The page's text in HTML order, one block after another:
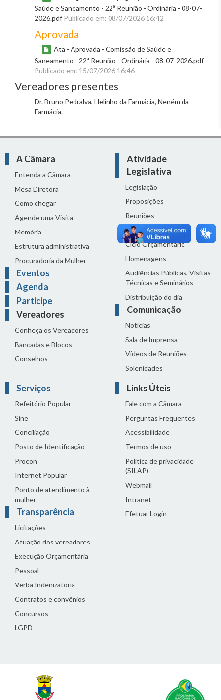
Saúde e Saneamento - 22ª Reunião - Ordinária - 08-07-
2026.pdf Publicado em: 08/07/2026 16:42
Aprovada
Ata - Aprovada - Comissão de Saúde e
Saneamento - 22ª Reunião - Ordinária - 08-07-2026.pdf
Publicado em: 15/07/2026 16:46
Vereadores presentes
Dr. Bruno Pedralva, Helinho da Farmácia, Neném da
Farmácia.
A Câmara
Entenda a Câmara
Mesa Diretora
Como chegar
Agende uma Visita
Memória
Estrutura administrativa
Procuradoria da Mulher
Eventos
Agenda
Participe
Vereadores
Conheça os Vereadores
Bancadas e Blocos
Conselhos
Atividade
Legislativa
Legislação
Proposições
Reuniões
Comissões
Ciclo Orçamentário
Homenagens
Audiências Públicas, Visitas
Técnicas e Seminários
Distribuição do dia
Comunicação
Notícias
Sala de Imprensa
Vídeos de Reuniões
Solenidades
Serviços
Refeitório Popular
Sine
Conciliação
Posto de Identificação
Procon
Internet Popular
Ponto de atendimento à
mulher
Transparência
Licitações
Atuação dos vereadores
Execução Orçamentária
Pessoal
Verba Indenizatória
Contratos e convênios
Concursos
LGPD
Links Úteis
Fale com a Câmara
Perguntas Frequentes
Acessibilidade
Termos de uso
Política de privacidade
(SILAP)
Webmail
Intranet
Efetuar Login